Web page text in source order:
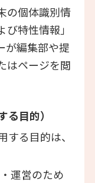
の個体識別情
特性情報」
が編集部や提
はページを閲
目的）
る目的は、
運営のため